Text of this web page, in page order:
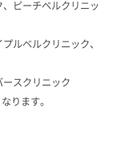
ピーチベルクリニッ
ルベルクリニック、
ースクリニック
ります。